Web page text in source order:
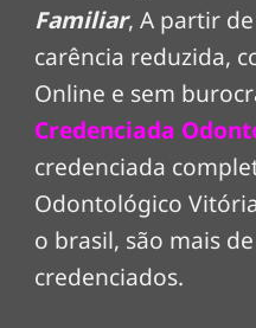
Familiar, A partir
carência reduzida,
Online e sem
Credenciada
credenciada
Odontológico
o brasil, são mais
credenciados.